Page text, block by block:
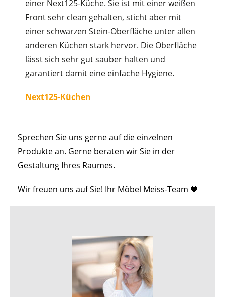
einer Next125-Küche. Sie ist mit einer weißen
Front sehr clean gehalten, sticht aber mit
einer schwarzen Stein-Oberfläche unter allen
anderen Küchen stark hervor. Die Oberfläche
lässt sich sehr gut sauber halten und
garantiert damit eine einfache Hygiene.
Next125-Küchen
Sprechen Sie uns gerne auf die einzelnen
Produkte an. Gerne beraten wir Sie in der
Gestaltung Ihres Raumes.
Wir freuen uns auf Sie! Ihr Möbel Meiss-Team 🧡